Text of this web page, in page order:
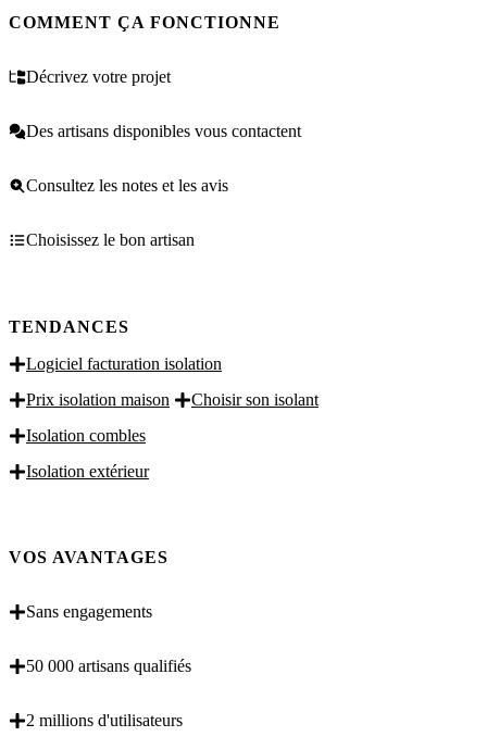
COMMENT ÇA FONCTIONNE
Décrivez votre projet
Des artisans disponibles vous contactent
Consultez les notes et les avis
Choisissez le bon artisan
TENDANCES
Logiciel facturation isolation
Prix isolation maison
Choisir son isolant
Isolation combles
Isolation extérieur
VOS AVANTAGES
Sans engagements
50 000 artisans qualifiés
2 millions d'utilisateurs